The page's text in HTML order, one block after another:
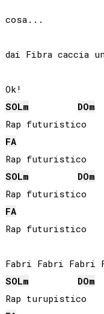
cosa...
dai Fibra caccia
SOLm DOm
FA
SOLm DOm
FA
Rap futuristico
SOLm DOm